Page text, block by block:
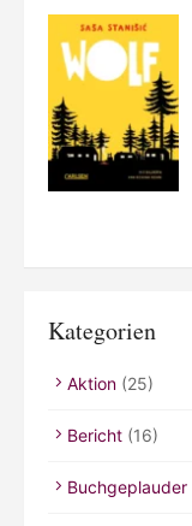
Kategorien
Aktion (25)
Bericht (16)
Buchgeplauder